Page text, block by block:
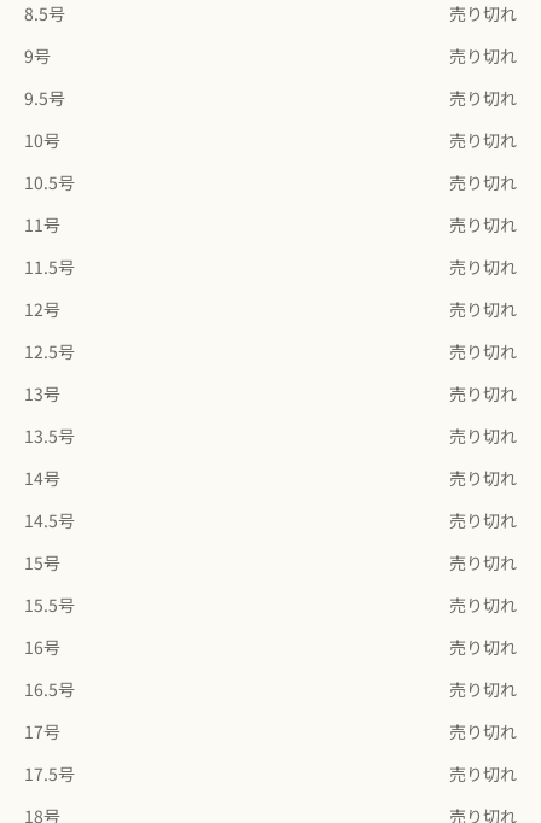
8.5号
売り切れ
9号
売り切れ
9.5号
売り切れ
10号
売り切れ
10.5号
売り切れ
11号
売り切れ
11.5号
売り切れ
12号
売り切れ
12.5号
売り切れ
13号
売り切れ
13.5号
売り切れ
14号
売り切れ
14.5号
売り切れ
15号
売り切れ
15.5号
売り切れ
16号
売り切れ
16.5号
売り切れ
17号
売り切れ
17.5号
売り切れ
18号
売り切れ